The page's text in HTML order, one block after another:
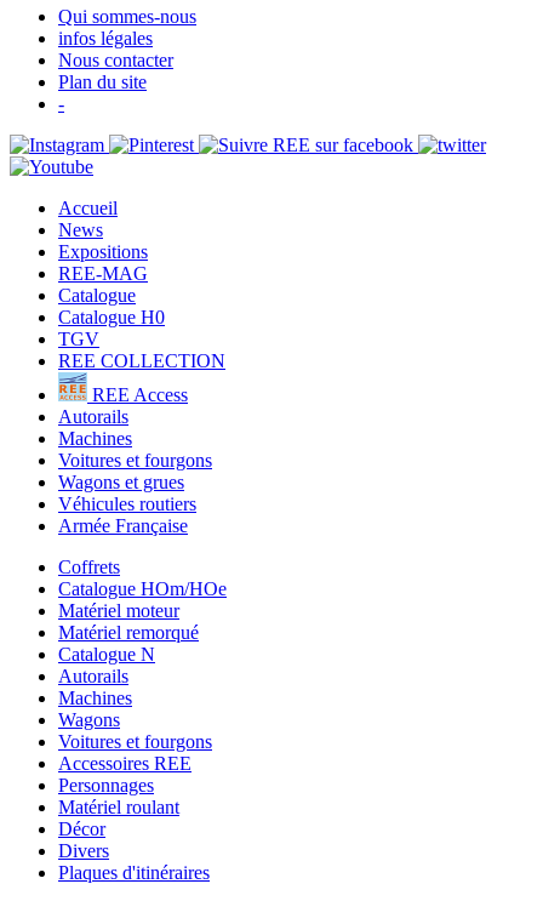
Qui sommes-nous
infos légales
Nous contacter
Plan du site
-
Accueil
News
Expositions
REE-MAG
Catalogue
Catalogue H0
TGV
REE COLLECTION
REE Access
Autorails
Machines
Voitures et fourgons
Wagons et grues
Véhicules routiers
Armée Française
Coffrets
Catalogue HOm/HOe
Matériel moteur
Matériel remorqué
Catalogue N
Autorails
Machines
Wagons
Voitures et fourgons
Accessoires REE
Personnages
Matériel roulant
Décor
Divers
Plaques d'itinéraires